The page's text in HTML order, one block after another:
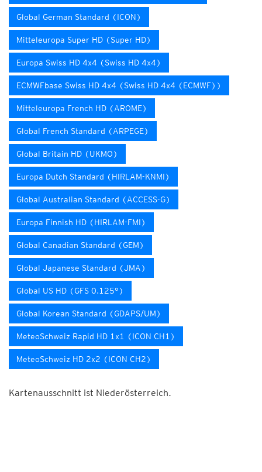
Global German Standard (ICON)
Mitteleuropa Super HD (Super HD)
Europa Swiss HD 4x4 (Swiss HD 4x4)
ECMWFbase Swiss HD 4x4 (Swiss HD 4x4 (ECMWF))
Mitteleuropa French HD (AROME)
Global French Standard (ARPEGE)
Global Britain HD (UKMO)
Europa Dutch Standard (HIRLAM-KNMI)
Global Australian Standard (ACCESS-G)
Europa Finnish HD (HIRLAM-FMI)
Global Canadian Standard (GEM)
Global Japanese Standard (JMA)
Global US HD (GFS 0.125°)
Global Korean Standard (GDAPS/UM)
MeteoSchweiz Rapid HD 1x1 (ICON CH1)
MeteoSchweiz HD 2x2 (ICON CH2)
Kartenausschnitt ist Niederösterreich.